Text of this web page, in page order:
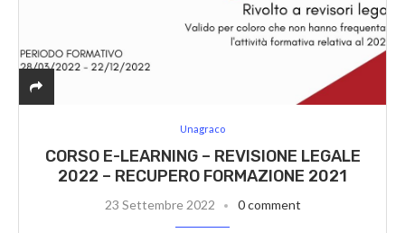
Unagraco
CORSO E-LEARNING – REVISIONE LEGALE
2022 – RECUPERO FORMAZIONE 2021
23 Settembre 2022 0 comment